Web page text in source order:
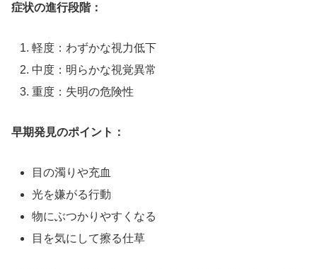
症状の進行段階：
軽度：わずかな視力低下
中度：明らかな視覚異常
重度：失明の危険性
早期発見のポイント：
目の濁りや充血
光を嫌がる行動
物にぶつかりやすくなる
目を気にして擦る仕草